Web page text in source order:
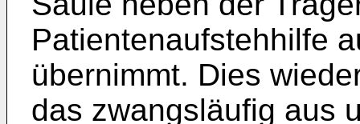
Patientenaufstehhilfe
übernimmt. Dies
das zwangsläufig aus